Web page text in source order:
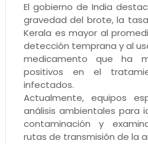
El gobierno de India
gravedad del brote, la
Kerala es mayor al
detección temprana y al
medicamento que ha
positivos en el
infectados.
Actualmente, equipos
análisis ambientales para
contaminación y
rutas de transmisión de la